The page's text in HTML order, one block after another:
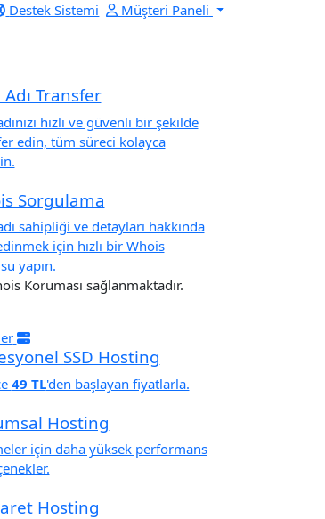
Destek Sistemi Müşteri Paneli
Transfer
hızlı ve güvenli bir şekilde
edin, tüm süreci kolayca
Sorgulama
sahipliği ve detayları hakkında
için hızlı bir Whois
yapın.
Koruması sağlanmaktadır.
SSD Hosting
49 TL'den başlayan fiyatlarla.
Hosting
için daha yüksek performans
Hosting